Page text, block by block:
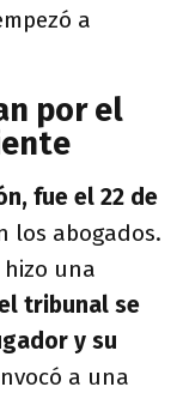
a
por el
fue el 22 de
los abogados.
una
tribunal se
y su
a una